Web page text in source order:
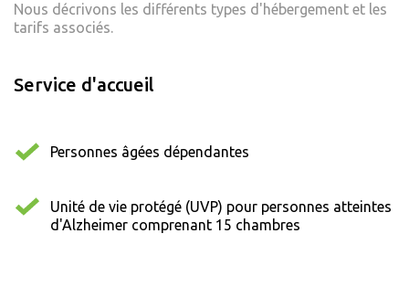
Nous décrivons les différents types d'hébergement et les
tarifs associés.
Service d'accueil
Personnes âgées dépendantes
Unité de vie protégé (UVP) pour personnes atteintes
d'Alzheimer comprenant 15 chambres